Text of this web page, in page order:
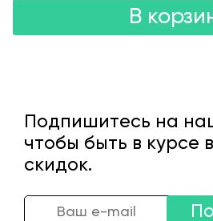
В
Подпишитесь на
чтобы быть в курсе
скидок.